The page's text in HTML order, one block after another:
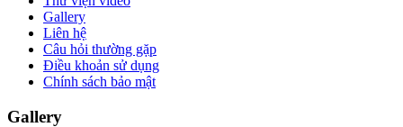
Gallery
Liên hệ
Câu hỏi thường gặp
Điều khoản sử dụng
Chính sách bảo mật
Gallery